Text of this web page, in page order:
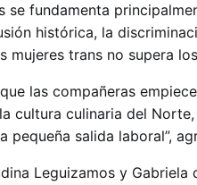
fundamenta
histórica, la
trans no supera
las compañeras
cultura culinaria del
salida laboral”,
Leguizamos y Gabriela